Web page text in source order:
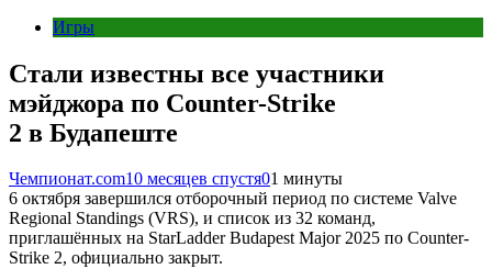
Игры
Стали известны все участники
мэйджора по Counter-Strike
2 в Будапеште
Чемпионат.com10 месяцев спустя01 минуты
6 октября завершился отборочный период по системе Valve
Regional Standings (VRS), и список из 32 команд,
приглашённых на StarLadder Budapest Major 2025 по Counter-
Strike 2, официально закрыт.